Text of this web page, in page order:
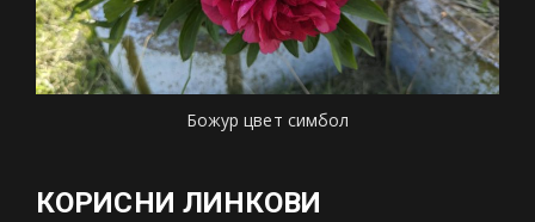
Божур цвет симбол
КОРИСНИ ЛИНКОВИ